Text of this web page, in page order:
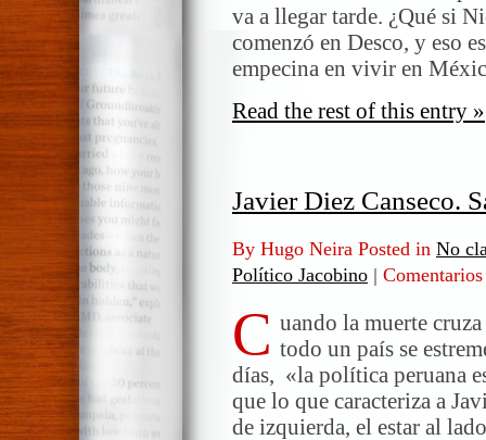
va a llegar tarde. ¿Qué si
comenzó en Desco, y eso
empecina en vivir en
Read the rest of this entry »
Javier Diez Canseco.
By Hugo Neira Posted in No
Político Jacobino |
C uando la muerte
todo un país se
días, «la política peruana
que lo que caracteriza a
de izquierda, el estar al